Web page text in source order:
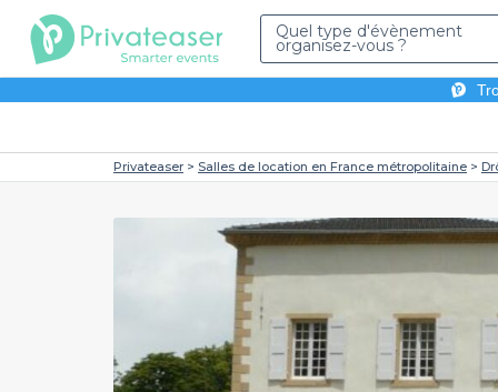
Quel type d'évènement
organisez-vous ?
Privateaser Salles de location en France métropolitaine